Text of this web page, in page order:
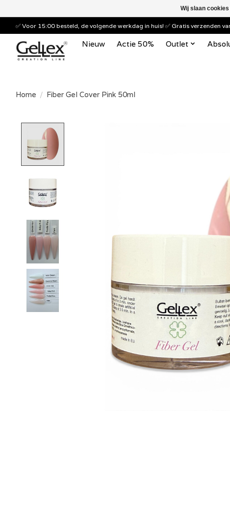
✅ Voor 15:00 besteld, de volgende werkdag in huis! ✅ Gratis verzenden
Nieuw Actie 50% Outlet
Home / Fiber Gel Cover Pink 50ml
Wij slaan